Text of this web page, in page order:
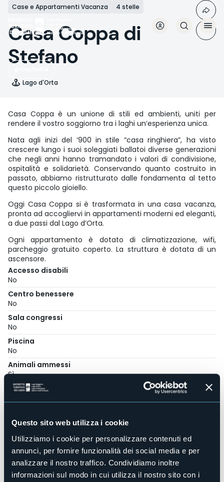
Questo sito web utilizza i cookie
Utilizziamo i cookie per personalizzare contenuti ed
annunci, per fornire funzionalità dei social media e per
analizzare il nostro traffico. Condividiamo inoltre
informazioni sul modo in cui utilizza il nostro sito con i
Salta
contenuto
principale
Case e Appartamenti Vacanza 4 stelle
Casa Coppa di
Stefano
Lago d'Orta
Casa Coppa è un unione di stili ed ambienti, uniti per
rendere il vostro soggiorno tra i laghi un’esperienza unica.
Nata agli inizi del ‘900 in stile “casa ringhiera”, ha visto
crescere lungo i suoi soleggiati ballatoi diverse generazioni
che negli anni hanno tramandato i valori di condivisione,
ospitalità e solidarietà. Conservando quanto costruito in
passato, abbiamo ristrutturato dalle fondamenta al tetto
questo piccolo gioiello.
Oggi Casa Coppa si è trasformata in una casa vacanza,
pronta ad accogliervi in appartamenti moderni ed eleganti,
a due passi dal Lago d’Orta.
Ogni appartamento è dotato di climatizzazione, wifi,
parcheggio gratuito coperto. La struttura è dotata di un
ascensore.
Accesso disabili
No
Centro benessere
No
Sala congressi
No
Piscina
No
Animali ammessi
Sì
Appartamenti
15
E-mail
Sito web
https://www.casacoppa.it